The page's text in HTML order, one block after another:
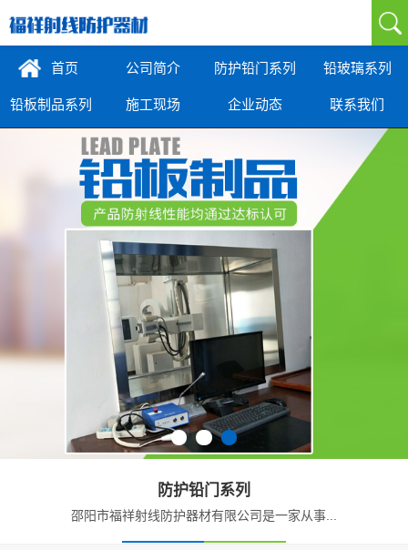
首页 公司简介 防护铅门系列 铅玻璃系列
铅板制品系列 施工现场 企业动态 联系我们
防护铅门系列
邵阳市福祥射线防护器材有限公司是一家从事...